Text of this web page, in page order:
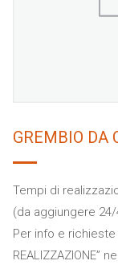
GREMBIO DA
Tempi di
(da aggiungere
Per info e richieste
REALIZZAZIONE”